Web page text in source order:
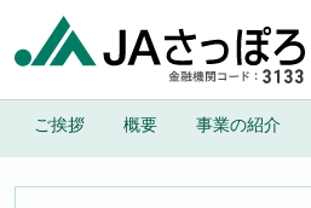
メインナビゲーション
ご挨拶 概要 事業の紹介